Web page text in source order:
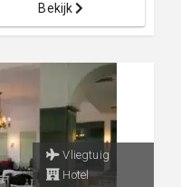
Bekijk
Vliegtuig
Hotel